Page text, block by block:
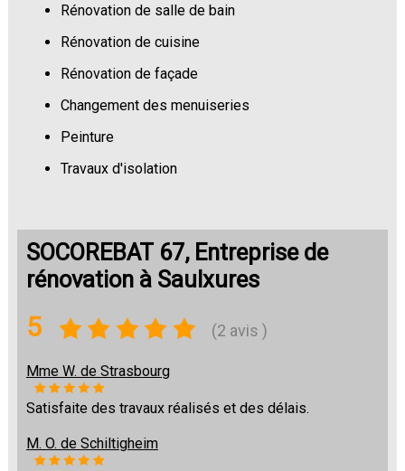
Rénovation de salle de bain
Rénovation de cuisine
Rénovation de façade
Changement des menuiseries
Peinture
Travaux d'isolation
SOCOREBAT 67, Entreprise de
rénovation à Saulxures
5 (2 avis )
Mme W. de Strasbourg
Satisfaite des travaux réalisés et des délais.
M. O. de Schiltigheim